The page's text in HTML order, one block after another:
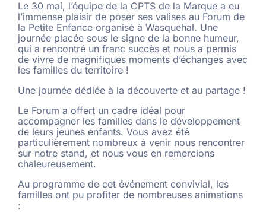
Le 30 mai, l’équipe de la CPTS de la Marque a eu
l’immense plaisir de poser ses valises au Forum de
la Petite Enfance organisé à Wasquehal. Une
journée placée sous le signe de la bonne humeur,
qui a rencontré un franc succès et nous a permis
de vivre de magnifiques moments d’échanges avec
les familles du territoire !
Une journée dédiée à la découverte et au partage !
Le Forum a offert un cadre idéal pour
accompagner les familles dans le développement
de leurs jeunes enfants. Vous avez été
particulièrement nombreux à venir nous rencontrer
sur notre stand, et nous vous en remercions
chaleureusement.
Au programme de cet événement convivial, les
familles ont pu profiter de nombreuses animations
: